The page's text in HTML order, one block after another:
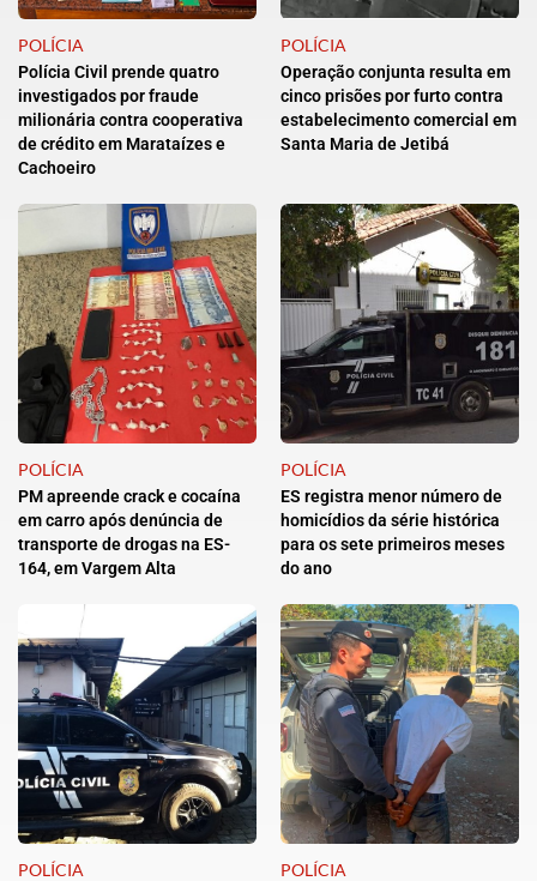
POLÍCIA
Polícia Civil prende quatro
investigados por fraude
milionária contra cooperativa
de crédito em Marataízes e
Cachoeiro
POLÍCIA
Operação conjunta resulta em
cinco prisões por furto contra
estabelecimento comercial em
Santa Maria de Jetibá
POLÍCIA
PM apreende crack e cocaína
em carro após denúncia de
transporte de drogas na ES-
164, em Vargem Alta
POLÍCIA
ES registra menor número de
homicídios da série histórica
para os sete primeiros meses
do ano
POLÍCIA POLÍCIA